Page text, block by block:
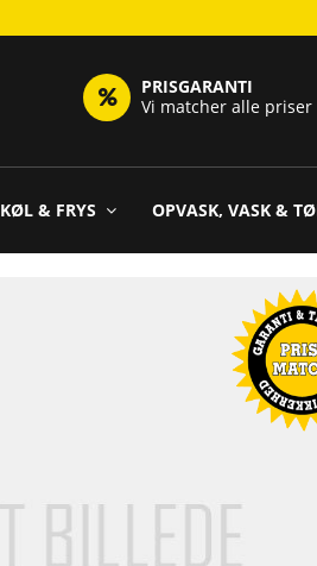
PRISGARANTI
Vi matcher alle priser
KØL & FRYS OPVASK, VASK &